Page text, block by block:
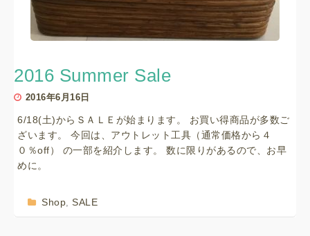
2016 Summer Sale
2016年6月16日
6/18(土)からＳＡＬＥが始まります。 お買い得商品が多数ご
ざいます。 今回は、アウトレット工具（通常価格から４
０％off） の一部を紹介します。 数に限りがあるので、お早
めに。
Shop, SALE